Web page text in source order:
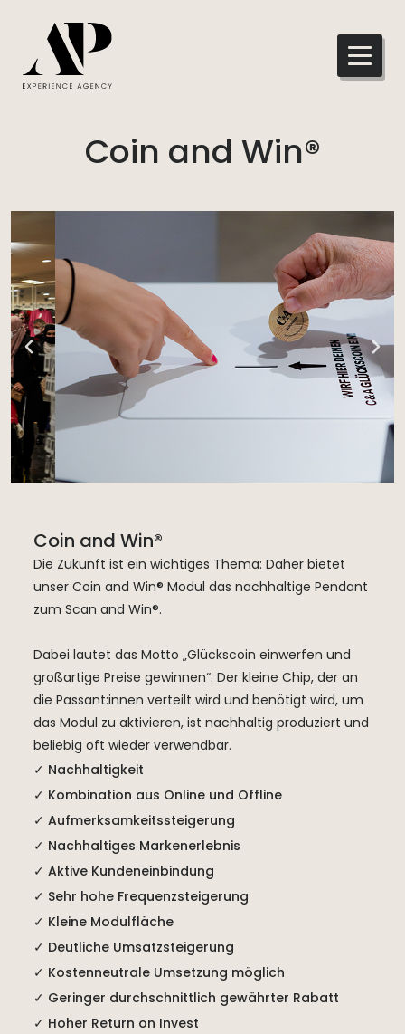
Coin and Win®
Coin and Win®
Die Zukunft ist ein wichtiges Thema: Daher bietet
unser Coin and Win® Modul das nachhaltige Pendant
zum Scan and Win®.
Dabei lautet das Motto „Glückscoin einwerfen und
großartige Preise gewinnen“. Der kleine Chip, der an
die Passant:innen verteilt wird und benötigt wird, um
das Modul zu aktivieren, ist nachhaltig produziert und
beliebig oft wieder verwendbar.
✓ Nachhaltigkeit
✓ Kombination aus Online und Offline
✓ Aufmerksamkeitssteigerung
✓ Nachhaltiges Markenerlebnis
✓ Aktive Kundeneinbindung
✓ Sehr hohe Frequenzsteigerung
✓ Kleine Modulfläche
✓ Deutliche Umsatzsteigerung
✓ Kostenneutrale Umsetzung möglich
✓ Geringer durchschnittlich gewährter Rabatt
✓ Hoher Return on Invest